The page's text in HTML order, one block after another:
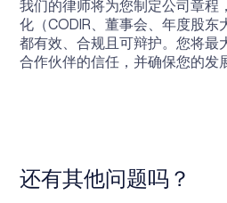
我们的律师将为您制定公司章程
化（CODIR、董事会、年度股东
都有效、合规且可辩护。您将最
合作伙伴的信任，并确保您的发
还有其他问题吗？